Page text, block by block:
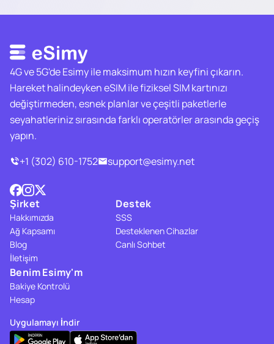
4G ve 5G'de Esimy ile maksimum hızın keyfini çıkarın.
Hareket halindeyken eSIM ile fiziksel SIM kartınızı
değiştirmeden, esnek planlar ve çeşitli paketlerle
seyahatleriniz sırasında farklı operatörler arasında geçiş
yapın.
+1 (302) 610-1752
support@esimy.net
Şirket
Hakkımızda
Ağ Kapsamı
Blog
İletişim
Destek
SSS
Desteklenen Cihazlar
Canlı Sohbet
Benim Esimy'm
Bakiye Kontrolü
Hesap
Uygulamayı İndir